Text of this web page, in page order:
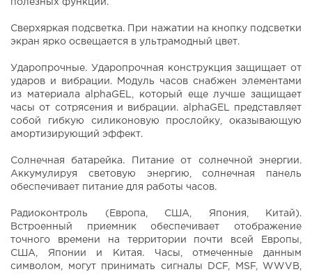
полезных функций.
Сверхяркая подсветка. При нажатии на кнопку подсветки
экран ярко освещается в ультрамодный цвет.
Ударопрочные. Ударопрочная конструкция защищает от
ударов и вибрации. Модуль часов снабжен элементами
из материала alphaGEL, который еще лучше защищает
часы от сотрясения и вибрации. alphaGEL представляет
собой гибкую силиконовую прослойку, оказывающую
амортизирующий эффект.
Солнечная батарейка. Питание от солнечной энергии.
Аккумулируя световую энергию, солнечная панель
обеспечивает питание для работы часов.
Радиоконтроль (Европа, США, Япония, Китай).
Встроенный приемник обеспечивает отображение
точного времени на территории почти всей Европы,
США, Японии и Китая. Часы, отмеченные данным
символом, могут принимать сигналы DCF, MSF, WWVB,